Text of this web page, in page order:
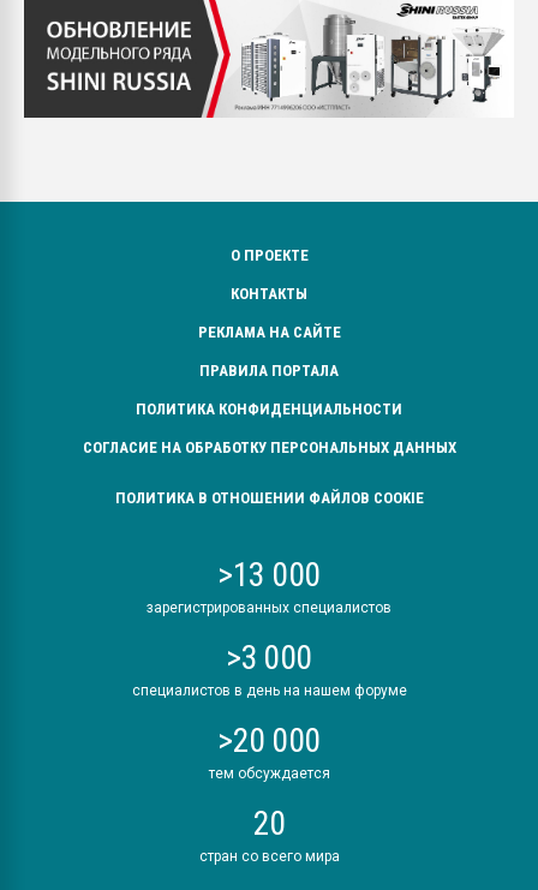
О ПРОЕКТЕ
КОНТАКТЫ
РЕКЛАМА НА САЙТЕ
ПРАВИЛА ПОРТАЛА
ПОЛИТИКА КОНФИДЕНЦИАЛЬНОСТИ
СОГЛАСИЕ НА ОБРАБОТКУ ПЕРСОНАЛЬНЫХ ДАННЫХ
ПОЛИТИКА В ОТНОШЕНИИ ФАЙЛОВ COOKIE
>13 000
зарегистрированных специалистов
>3 000
специалистов в день на нашем форуме
>20 000
тем обсуждается
20
стран со всего мира